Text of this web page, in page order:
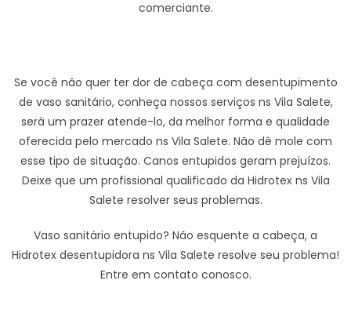
comerciante.
Se você não quer ter dor de cabeça com desentupimento
de vaso sanitário, conheça nossos serviços ns Vila Salete,
será um prazer atende-lo, da melhor forma e qualidade
oferecida pelo mercado ns Vila Salete. Não dê mole com
esse tipo de situação. Canos entupidos geram prejuízos.
Deixe que um profissional qualificado da Hidrotex ns Vila
Salete resolver seus problemas.
Vaso sanitário entupido? Não esquente a cabeça, a
Hidrotex desentupidora ns Vila Salete resolve seu problema!
Entre em contato conosco.